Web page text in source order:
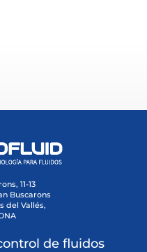
11-13
Buscarons
del Vallés,
de fluidos